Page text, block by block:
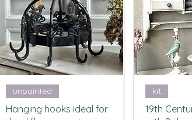
Snabbvisning
unpainted
Hanging hooks ideal for
kit
19th